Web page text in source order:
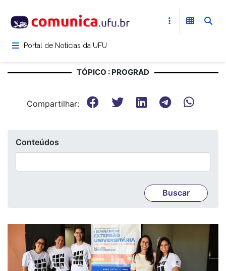
para
conteúdoPortal de Notícias da UFU
TÓPICO : PROGRAD
Compartilhar:
Conteúdos